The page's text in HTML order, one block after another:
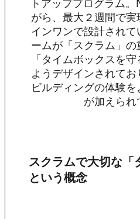
トアッププログラム
がら、最大２週間で
インワンで設計され
ームが「スクラム」
「タイムボックスを
ようデザインされて
ビルディングの体験
が加えられ
スクラムで大切な「
という概念